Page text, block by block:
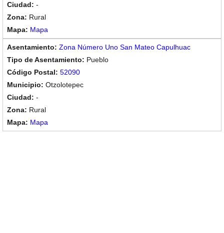
-
Rural
Mapa
Zona Número Uno San Mateo Capulhuac
Pueblo
52090
Otzolotepec
-
Rural
Mapa